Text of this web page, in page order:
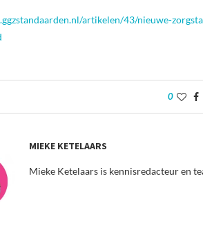
artikelen/43/nieuwe-
0
MIEKE KETELAARS
Mieke Ketelaars is kennisredacteur en